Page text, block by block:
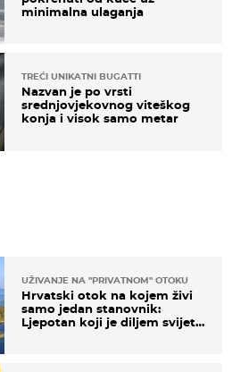
UŽIVANJE NA "PRIVATNOM" OTOKU
Hrvatski otok na kojem živi
samo jedan stanovnik:
Ljepotan koji je diljem svijeta
minimalna ulaganja
TREĆI UNIKATNI BUGATTI
Nazvan je po vrsti
srednjovjekovnog viteškog
konja i visok samo metar